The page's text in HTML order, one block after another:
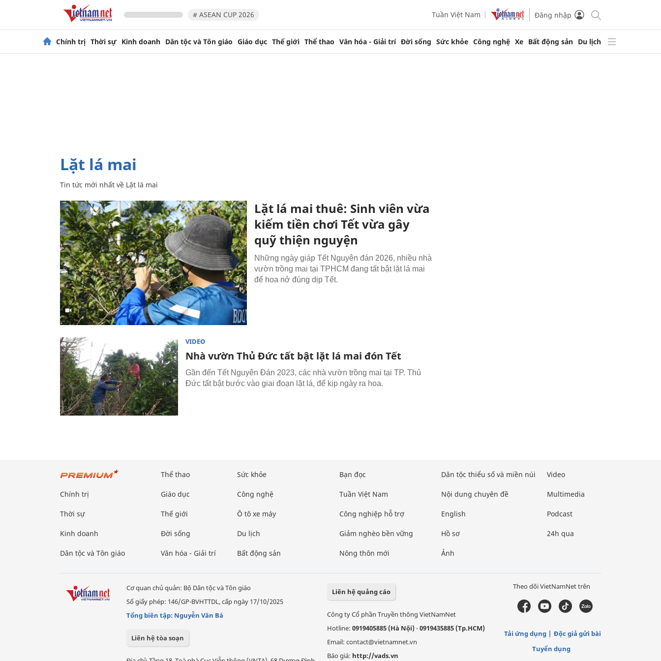
# ASEAN CUP 2026 Tuần Việt Nam Đăng nhập
Chính trị Thời sự Kinh doanh Dân tộc và Tôn giáo Giáo dục Thế giới Thể thao Văn hóa - Giải trí Đời sống Sức khỏe Công nghệ Xe Bất động sản Du lịch
Lặt lá mai
Tin tức mới nhất về Lặt lá mai
Lặt lá mai thuê: Sinh viên vừa
kiếm tiền chơi Tết vừa gây
quỹ thiện nguyện
Những ngày giáp Tết Nguyên đán 2026, nhiều nhà
vườn trồng mai tại TPHCM đang tất bật lặt lá mai
để hoa nở đúng dịp Tết.
VIDEO
Nhà vườn Thủ Đức tất bật lặt lá mai đón Tết
Gần đến Tết Nguyên Đán 2023, các nhà vườn trồng mai tại TP. Thủ
Đức tất bật bước vào giai đoạn lặt lá, để kịp ngày ra hoa.
Chính trị
Thời sự
Kinh doanh
Dân tộc và Tôn giáo
Thể thao
Giáo dục
Thế giới
Đời sống
Văn hóa - Giải trí
Sức khỏe
Công nghệ
Ô tô xe máy
Du lịch
Bất động sản
Bạn đọc
Tuần Việt Nam
Công nghiệp hỗ trợ
Giảm nghèo bền vững
Nông thôn mới
Dân tộc thiểu số và miền núi
Nội dung chuyên đề
English
Hồ sơ
Ảnh
Video
Multimedia
Podcast
24h qua
Cơ quan chủ quản: Bộ Dân tộc và Tôn giáo
Số giấy phép: 146/GP-BVHTTDL, cấp ngày 17/10/2025
Tổng biên tập: Nguyễn Văn Bá
Liên hệ tòa soạn
Liên hệ quảng cáo
Công ty Cổ phần Truyền thông VietNamNet
Hotline: 0919405885 (Hà Nội)-0919435885 (Tp.HCM)
Email: contact@vietnamnet.vn
Báo giá: http://vads.vn
Theo dõi VietNamNet trên
Tải ứng dụng
Độc giả gửi bài
Tuyển dụng